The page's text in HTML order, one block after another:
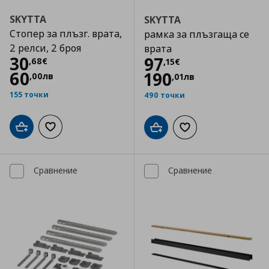
SKYTTA
Стопер за плъзг. врата,
2 релси, 2 броя
30,68€
Цена
60,00лв
155 точки
Добави в кошницата
Добави към списъка с любими
SKYTTA
рамка за плъзгаща се
врата
97,15€
Цена
190,01лв
490 точки
Добави в кошницата
Добави към
Сравнение Сравнение